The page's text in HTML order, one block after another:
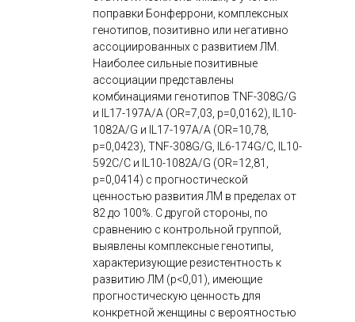
поправки Бонферрони, комплексных
генотипов, позитивно или негативно
ассоциированных с развитием ЛМ.
Наиболее сильные позитивные
ассоциации представлены
комбинациями генотипов TNF-308G/G
и IL17-197A/A (OR=7,03, p=0,0162), IL10-
1082A/G и IL17-197A/A (OR=10,78,
p=0,0423), TNF-308G/G, IL6-174G/C, IL10-
592C/C и IL10-1082A/G (OR=12,81,
p=0,0414) с прогностической
ценностью развития ЛМ в пределах от
82 до 100%. С другой стороны, по
сравнению с контрольной группой,
выявлены комплексные генотипы,
характеризующие резистентность к
развитию ЛМ (p<0,01), имеющие
прогностическую ценность для
конкретной женщины c вероятностью